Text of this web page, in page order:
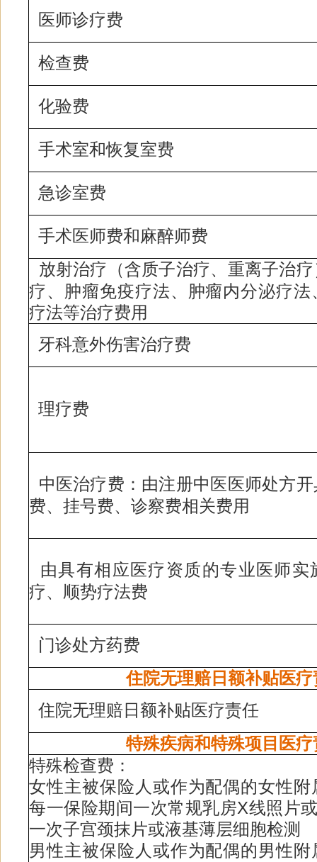
医师诊疗费
检查费
化验费
手术室和恢复室费
急诊室费
手术医师费和麻醉师费
放射治疗（含质子治疗、重离子治
疗、肿瘤免疫疗法、肿瘤内分泌疗法
疗法等治疗费用
牙科意外伤害治疗费
理疗费
中医治疗费：由注册中医医师处方
费、挂号费、诊察费相关费用
由具有相应医疗资质的专业医师实
疗、顺势疗法费
门诊处方药费
住院无理赔日额补贴医疗
住院无理赔日额补贴医疗责任
特殊疾病和特殊项目医疗
特殊检查费：
女性主被保险人或作为配偶的女性附
每一保险期间一次常规乳房X线照片
一次子宫颈抹片或液基薄层细胞检测
男性主被保险人或作为配偶的男性附